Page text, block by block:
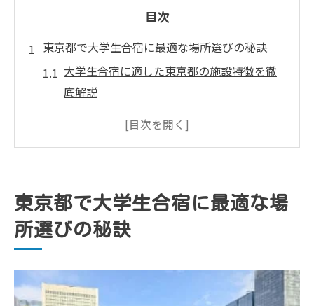
目次
東京都で大学生合宿に最適な場所選びの秘訣
大学生合宿に適した東京都の施設特徴を徹
底解説
東京で合宿場所を安く見つけるポイントと
討
東京都内で格安合宿を実現するための工夫
東京の大学生合宿で快適に過ごすための注
意点
東京都で大学生合宿に最適な場
所選びの秘訣